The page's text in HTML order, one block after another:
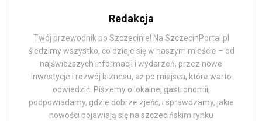
Redakcja
Twój przewodnik po Szczecinie! Na SzczecinPortal.pl
śledzimy wszystko, co dzieje się w naszym mieście – od
najświeższych informacji i wydarzeń, przez nowe
inwestycje i rozwój biznesu, aż po miejsca, które warto
odwiedzić. Piszemy o lokalnej gastronomii,
podpowiadamy, gdzie dobrze zjeść, i sprawdzamy, jakie
nowości pojawiają się na szczecińskim rynku